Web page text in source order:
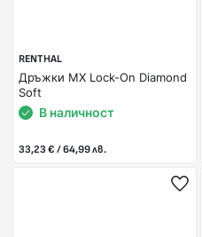
RENTHAL
Дръжки MX Lock-On Diamond
Soft
В наличност
33,23 € / 64,99 лв.